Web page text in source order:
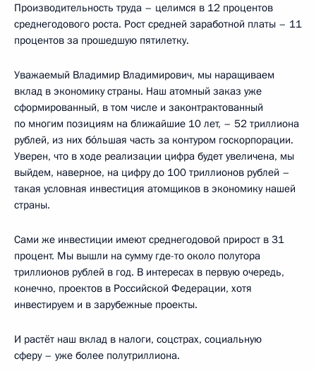
Производительность труда – целимся в 12 процентов
среднегодового роста. Рост средней заработной платы – 11
процентов за прошедшую пятилетку.
Уважаемый Владимир Владимирович, мы наращиваем
вклад в экономику страны. Наш атомный заказ уже
сформированный, в том числе и законтрактованный
по многим позициям на ближайшие 10 лет, – 52 триллиона
рублей, из них бо́льшая часть за контуром госкорпорации.
Уверен, что в ходе реализации цифра будет увеличена, мы
выйдем, наверное, на цифру до 100 триллионов рублей –
такая условная инвестиция атомщиков в экономику нашей
страны.
Сами же инвестиции имеют среднегодовой прирост в 31
процент. Мы вышли на сумму где-то около полутора
триллионов рублей в год. В интересах в первую очередь,
конечно, проектов в Российской Федерации, хотя
инвестируем и в зарубежные проекты.
И растёт наш вклад в налоги, соцстрах, социальную
сферу – уже более полутриллиона.